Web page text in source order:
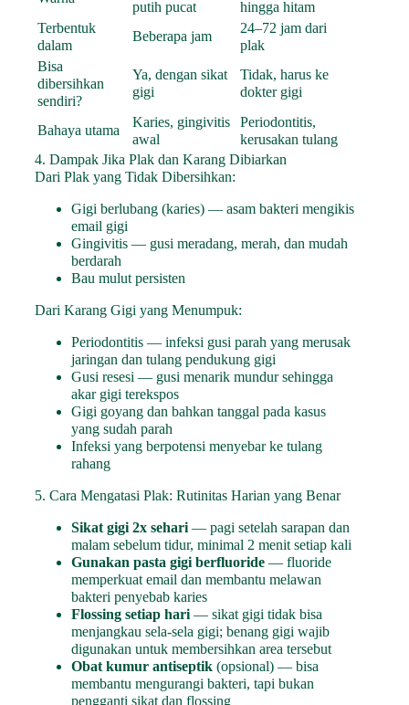
putih pucat
hingga hitam
Terbentuk
dalam
Beberapa jam
24–72 jam dari
plak
Bisa
dibersihkan
sendiri?
Ya, dengan sikat
gigi
Tidak, harus ke
dokter gigi
Bahaya utama
Karies, gingivitis
awal
Periodontitis,
kerusakan tulang
4. Dampak Jika Plak dan Karang Dibiarkan
Dari Plak yang Tidak Dibersihkan:
Gigi berlubang (karies) — asam bakteri mengikis
email gigi
Gingivitis — gusi meradang, merah, dan mudah
berdarah
Bau mulut persisten
Dari Karang Gigi yang Menumpuk:
Periodontitis — infeksi gusi parah yang merusak
jaringan dan tulang pendukung gigi
Gusi resesi — gusi menarik mundur sehingga
akar gigi terekspos
Gigi goyang dan bahkan tanggal pada kasus
yang sudah parah
Infeksi yang berpotensi menyebar ke tulang
rahang
5. Cara Mengatasi Plak: Rutinitas Harian yang Benar
Sikat gigi 2x sehari — pagi setelah sarapan dan
malam sebelum tidur, minimal 2 menit setiap kali
Gunakan pasta gigi berfluoride — fluoride
memperkuat email dan membantu melawan
bakteri penyebab karies
Flossing setiap hari — sikat gigi tidak bisa
menjangkau sela-sela gigi; benang gigi wajib
digunakan untuk membersihkan area tersebut
Obat kumur antiseptik (opsional) — bisa
membantu mengurangi bakteri, tapi bukan
pengganti sikat dan flossing